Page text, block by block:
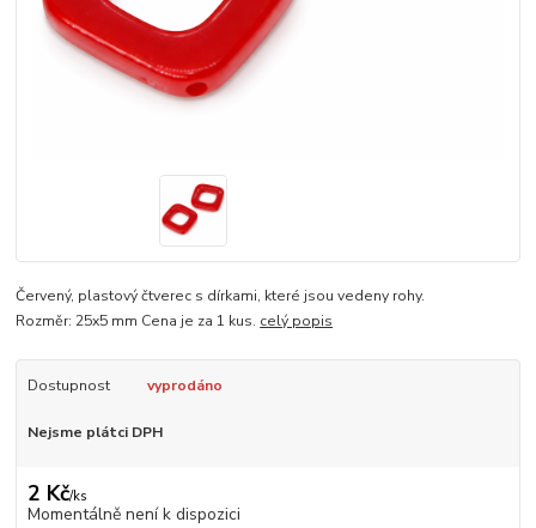
Červený, plastový čtverec s dírkami, které jsou vedeny rohy.
Rozměr: 25x5 mm Cena je za 1 kus. celý popis
Dostupnost vyprodáno
Nejsme plátci DPH
2 Kč/ks
Momentálně není k dispozici